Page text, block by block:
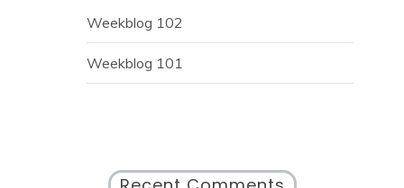
Weekblog 102
Weekblog 101